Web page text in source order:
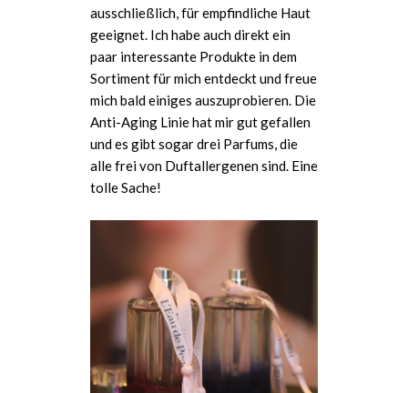
ausschließlich, für empfindliche Haut
geeignet. Ich habe auch direkt ein
paar interessante Produkte in dem
Sortiment für mich entdeckt und freue
mich bald einiges auszuprobieren. Die
Anti-Aging Linie hat mir gut gefallen
und es gibt sogar drei Parfums, die
alle frei von Duftallergenen sind. Eine
tolle Sache!